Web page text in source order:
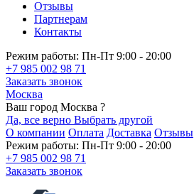
Отзывы
Партнерам
Контакты
Режим работы: Пн-Пт 9:00 - 20:00
+7 985 002 98 71
Заказать звонок
Москва
Ваш город Москва ?
Да, все верно Выбрать другой
О компании Оплата Доставка Отзывы
Режим работы: Пн-Пт 9:00 - 20:00
+7 985 002 98 71
Заказать звонок